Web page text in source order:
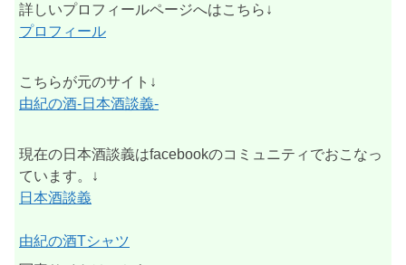
詳しいプロフィールページへはこちら↓
プロフィール
こちらが元のサイト↓
由紀の酒-日本酒談義-
現在の日本酒談義はfacebookのコミュニティでおこなっ
ています。↓
日本酒談義
由紀の酒Tシャツ